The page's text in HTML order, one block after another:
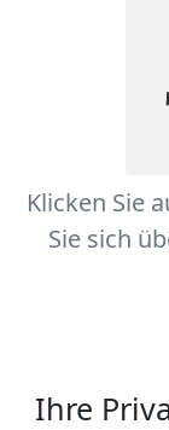
Klicken Sie
Sie sich
Ihre